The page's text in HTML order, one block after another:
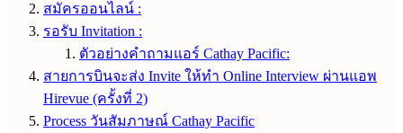
สมัครออนไลน์ :
รอรับ Invitation :
ตัวอย่างคำถามแอร์ Cathay Pacific:
สายการบินจะส่ง Invite ให้ทำ Online Interview ผ่านแอพ
Hirevue (ครั้งที่ 2)
Process วันสัมภาษณ์ Cathay Pacific